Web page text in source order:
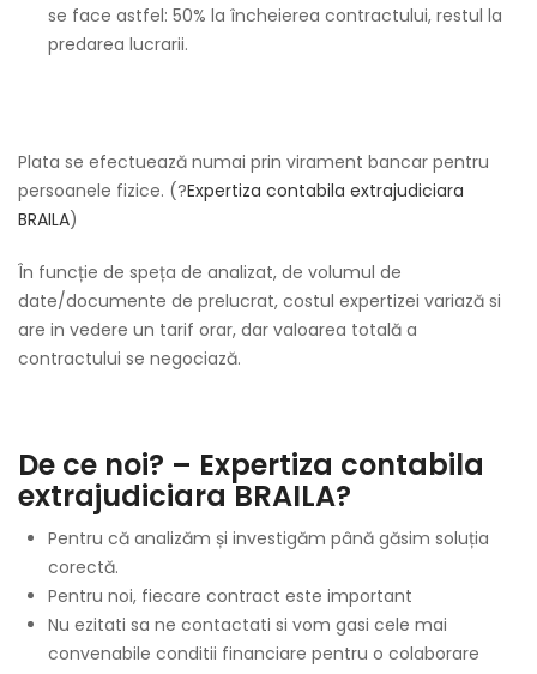
se face astfel: 50% la încheierea contractului, restul la
predarea lucrarii.
Plata se efectuează numai prin virament bancar pentru
persoanele fizice. (?Expertiza contabila extrajudiciara
BRAILA)
În funcție de speța de analizat, de volumul de
date/documente de prelucrat, costul expertizei variază si
are in vedere un tarif orar, dar valoarea totală a
contractului se negociază.
De ce noi? – Expertiza contabila
extrajudiciara BRAILA?
Pentru că analizăm și investigăm până găsim soluția
corectă.
Pentru noi, fiecare contract este important
Nu ezitati sa ne contactati si vom gasi cele mai
convenabile conditii financiare pentru o colaborare